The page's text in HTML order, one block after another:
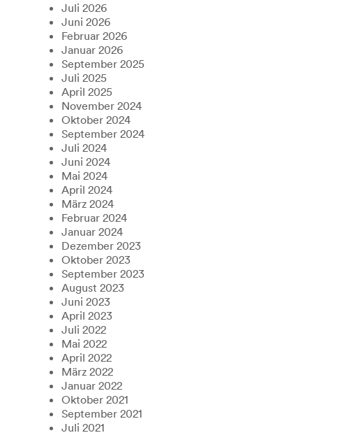
Juli 2026
Juni 2026
Februar 2026
Januar 2026
September 2025
Juli 2025
April 2025
November 2024
Oktober 2024
September 2024
Juli 2024
Juni 2024
Mai 2024
April 2024
März 2024
Februar 2024
Januar 2024
Dezember 2023
Oktober 2023
September 2023
August 2023
Juni 2023
April 2023
Juli 2022
Mai 2022
April 2022
März 2022
Januar 2022
Oktober 2021
September 2021
Juli 2021